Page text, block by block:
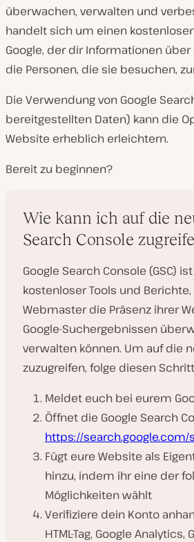
überwachen, verwalten und
handelt sich um einen
Google, der dir Informationen
die Personen, die sie besuchen,
Die Verwendung von Google
bereitgestellten Daten) kann die
Website erheblich erleichtern.
Bereit zu beginnen?
Wie kann ich auf die
Search Console
Google Search Console (GSC)
kostenloser Tools und
Webmaster die Präsenz ihrer
Google-Suchergebnissen
verwalten können. Um auf die
zuzugreifen, folge diesen
Meldet euch bei eurem
Öffnet die Google Search
https://
Fügt eure Website als
hinzu, indem ihr eine der
Möglichkeiten wählt
Verifiziere dein Konto
HTML-Tag, Google Analytics,